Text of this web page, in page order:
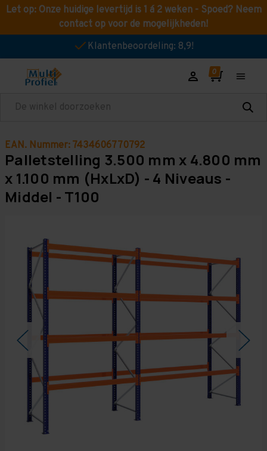
Let op: Onze huidige levertijd is 1 á 2 weken - Spoed? Neem
contact op voor de mogelijkheden!
Klantenbeoordeling: 8,9!
Zoeken
EAN. Nummer: 7434606770792
Palletstelling 3.500 mm x 4.800 mm
x 1.100 mm (HxLxD) - 4 Niveaus -
Middel - T100